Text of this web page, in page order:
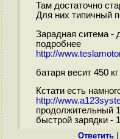
Там достаточно
Для них типичный
Зарадная ситема -
подробнее
http://
батаря весит 450
Кстати есть
http://
продолжительный
быстрой зарядки -
Ответить